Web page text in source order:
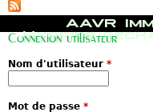
V
A
G
L
f
M
e
p
AAVR
Hybride
Connexion utilisateur
Nom d'utilisateur *
Mot de passe *